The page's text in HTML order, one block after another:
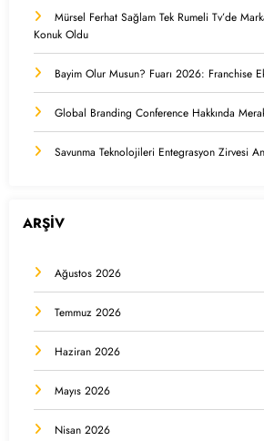
Mürsel Ferhat Sağlam Tek Rumeli Tv’de
Konuk Oldu
Bayim Olur Musun? Fuarı 2026: Franchise
Global Branding Conference Hakkında
Savunma Teknolojileri Entegrasyon Zirvesi
ARŞİV
Ağustos 2026
Temmuz 2026
Haziran 2026
Mayıs 2026
Nisan 2026